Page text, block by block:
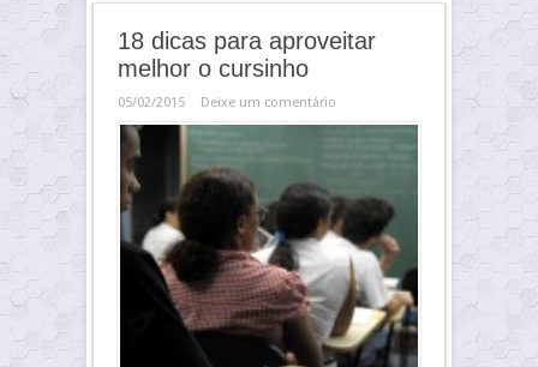
18 dicas para aproveitar
melhor o cursinho
05/02/2015 Deixe um comentário